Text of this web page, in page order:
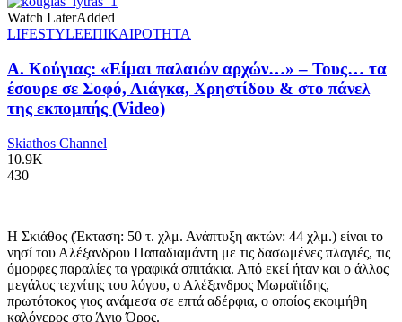
Watch LaterAdded
LIFESTYLEΕΠΙΚΑΙΡΟΤΗΤΑ
Α. Κούγιας: «Είμαι παλαιών αρχών…» – Τους… τα
έσουρε σε Σοφό, Λιάγκα, Χρηστίδου & στο πάνελ
της εκπομπής (Video)
Skiathos Channel
10.9K
430
Η Σκιάθος (Έκταση: 50 τ. χλμ. Ανάπτυξη ακτών: 44 χλμ.) είναι το
νησί του Αλέξανδρου Παπαδιαμάντη με τις δασωμένες πλαγιές, τις
όμορφες παραλίες τα γραφικά σπιτάκια. Από εκεί ήταν και ο άλλος
μεγάλος τεχνίτης του λόγου, ο Αλέξανδρος Μωραϊτίδης,
πρωτότοκος γιος ανάμεσα σε επτά αδέρφια, ο οποίος εκοιμήθη
καλόγερος στο Άγιο Όρος.